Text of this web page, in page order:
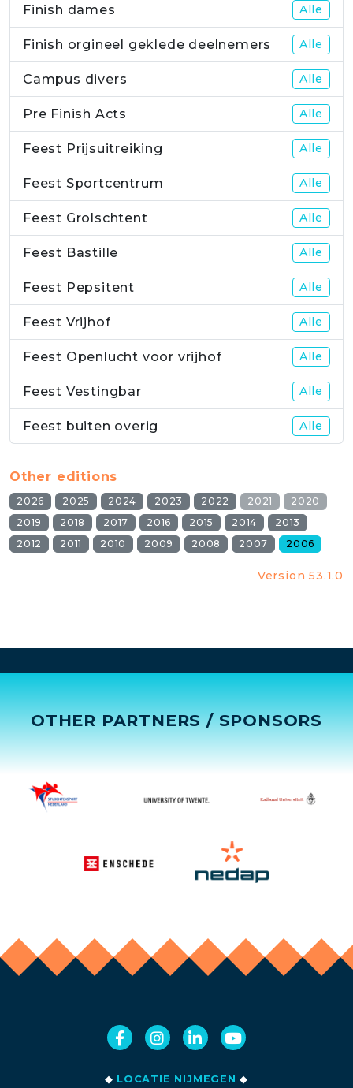
Finish dames Alle
Finish orgineel geklede deelnemers Alle
Campus divers Alle
Pre Finish Acts Alle
Feest Prijsuitreiking Alle
Feest Sportcentrum Alle
Feest Grolschtent Alle
Feest Bastille Alle
Feest Pepsitent Alle
Feest Vrijhof Alle
Feest Openlucht voor vrijhof Alle
Feest Vestingbar Alle
Feest buiten overig Alle
Other editions
2026 2025 2024 2023 2022 2021
2020
2019
2018 2017 2016 2015 2014
2013
2012
2011 2010 2009 2008 2007 2006
Version 53.1.0
OTHER PARTNERS / SPONSORS
◆ LOCATIE NIJMEGEN ◆